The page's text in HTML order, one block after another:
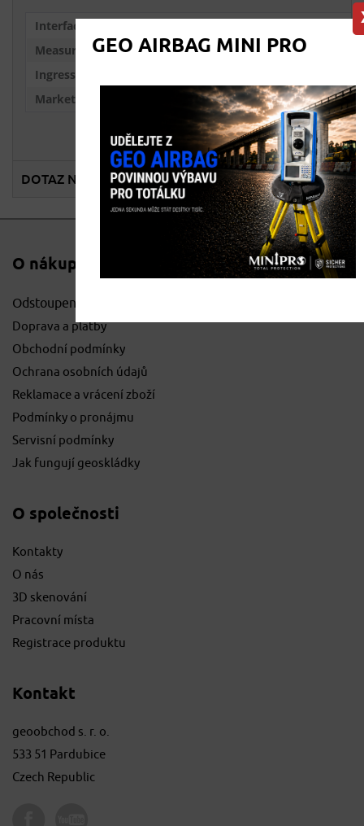
GEO AIRBAG MINI PRO
Interfaces:
Measurement Types:
Temperature
Ingress Protections:
Market Segment:
Road Construction
DOTAZ NA PRODEJCE
O nákupu
Odstoupení od smlouvy
Doprava a platby
Obchodní podmínky
Ochrana osobních údajů
Reklamace a vrácení zboží
Podmínky o pronájmu
Servisní podmínky
Jak fungují geoskládky
O společnosti
Kontakty
O nás
3D skenování
Pracovní místa
Registrace produktu
Kontakt
geoobchod s. r. o.
533 51 Pardubice
Czech Republic